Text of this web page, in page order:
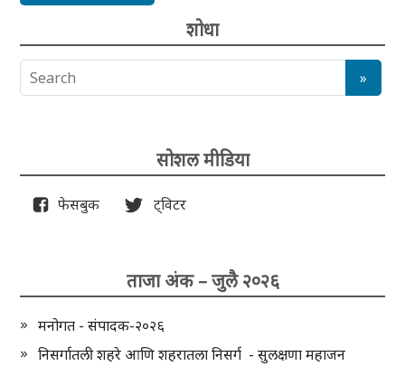
शोधा
सोशल मीडिया
फेसबुक ट्विटर
ताजा अंक – जुलै २०२६
मनोगत - संपादक-२०२६
निसर्गातली शहरे आणि शहरातला निसर्ग - सुलक्षणा महाजन